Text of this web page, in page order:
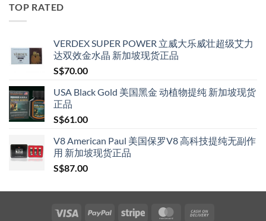
TOP RATED
VERDEX SUPER POWER 立威大乐威壮超级艾力
达双效金水晶 新加坡现货正品
S$70.00
USA Black Gold 美国黑金 动植物提纯 新加坡现货
正品
S$61.00
V8 American Paul 美国保罗V8 高科技提纯无副作
用 新加坡现货正品
S$87.00
Visa PayPal Stripe MasterCard